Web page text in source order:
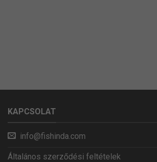
KAPCSOLAT
info@fishinda.com
Általános szerződési feltételek